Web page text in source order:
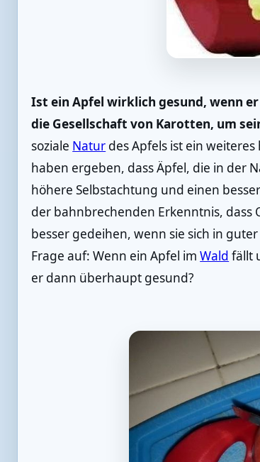
Ist ein Apfel wirklich gesund, wenn
die Gesellschaft von Karotten, um
soziale Natur des Apfels ist ein
haben ergeben, dass Äpfel, die in der
höhere Selbstachtung und einen
der bahnbrechenden Erkenntnis, dass
besser gedeihen, wenn sie sich in
Frage auf: Wenn ein Apfel imWald fällt
er dann überhaupt gesund?